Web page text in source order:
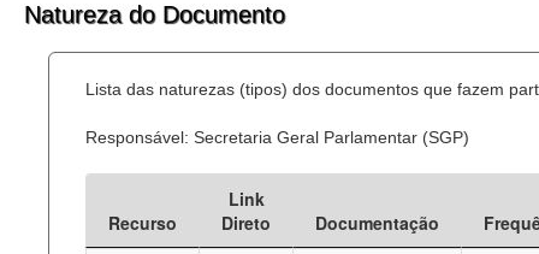
Dados Governamentais Abertos
Processo Legislativo
Deputados Estaduais
Natureza do Documento
Lista das naturezas (tipos) dos documentos que fazem
Responsável: Secretaria Geral Parlamentar (SGP)
Recurso
Link
Direto
Documentação